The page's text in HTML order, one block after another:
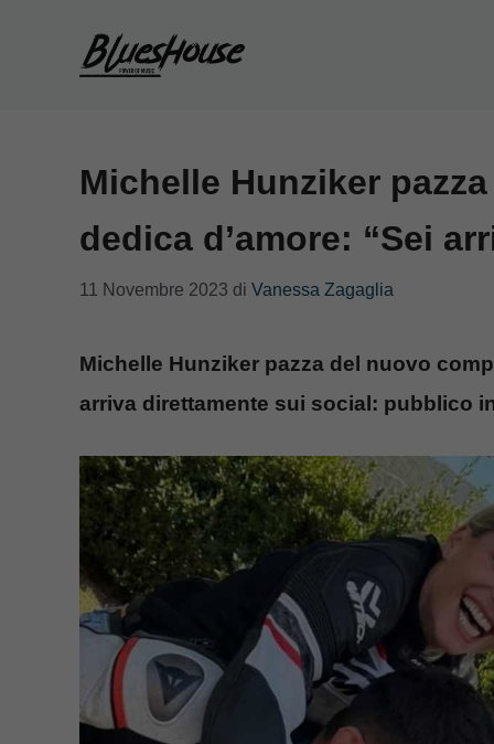
Michelle Hunziker
dedica d’amore: “Sei
11 Novembre 2023 di Vanessa Zagaglia
Michelle Hunziker pazza del nuovo
arriva direttamente sui social: pubblico